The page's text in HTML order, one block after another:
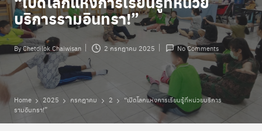
ศึ
ก
ษ
า
พิ
เ
k
บริการรามอินทรา!”
Posted
by
ByChetdilok Chaiwisan 2 กรกฎาคม 2025 No Comments
Home 2025 กรกฎาคม 2
“เปิดโลกแห่งการเรียนรู้ที่หน่วยบริการ
รามอินทรา!”